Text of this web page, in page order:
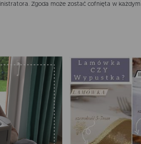
Zgoda może zostać cofnięta w każdym